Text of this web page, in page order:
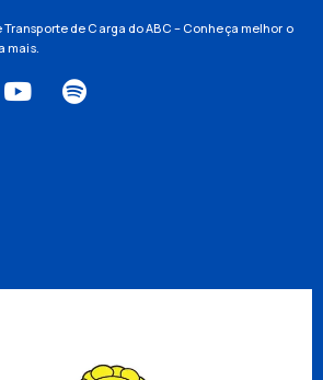
de Carga do ABC – Conheça melhor o
mais.